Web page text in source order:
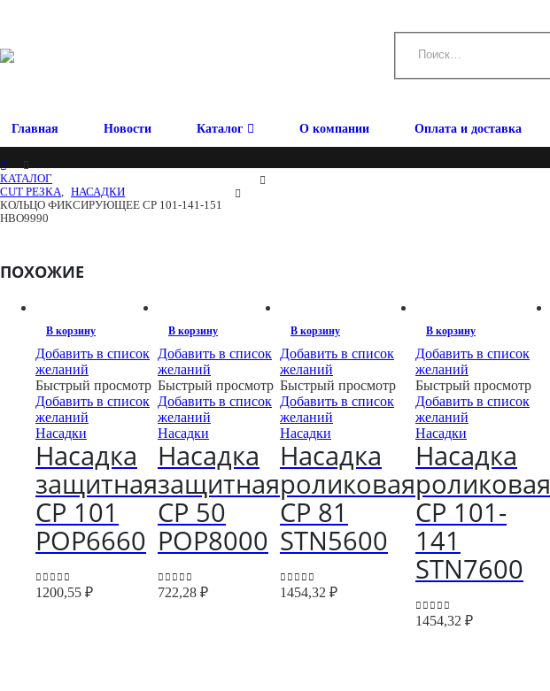
Главная Новости Каталог О компании Оплата и доставка
КАТАЛОГ
CUT РЕЗКА, НАСАДКИ
КОЛЬЦО ФИКСИРУЮЩЕЕ CP 101-141-151
HBO9990
ПОХОЖИЕ
В корзину
Добавить в список
желаний
Быстрый просмотр
Добавить в список
желаний
Насадки
Насадка
защитная
CP 101
POP6660
0 out of 5
1200,55 ₽
В корзину
Добавить в список
желаний
Быстрый просмотр
Добавить в список
желаний
Насадки
Насадка
защитная
CP 50
POP8000
0out of 5
722,28 ₽
В корзину
Добавить в список
желаний
Быстрый просмотр
Добавить в список
желаний
Насадки
Насадка
роликовая
CP 81
STN5600
0 out of 5
1454,32 ₽
В корзину
Добавить в список
желаний
Быстрый просмотр
Добавить в список
желаний
Насадки
Насадка
роликовая
CP 101-
141
STN7600
0 out of 5
1454,32 ₽